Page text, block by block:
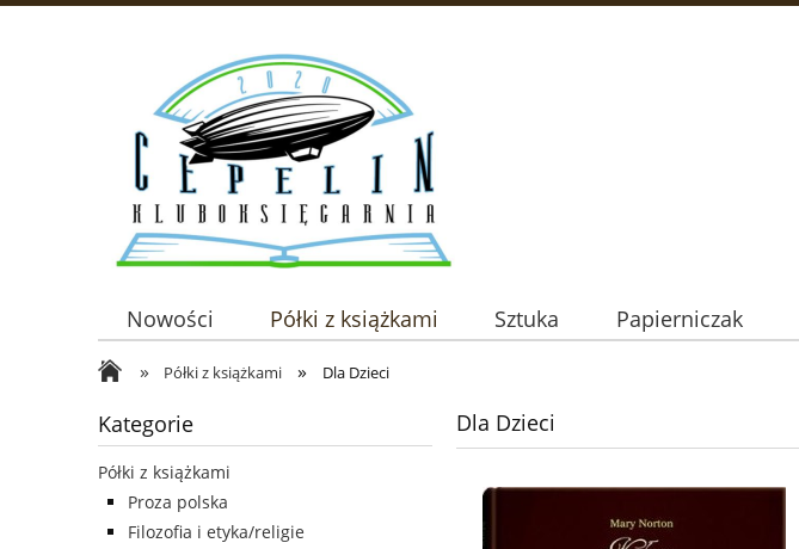
Nowości Półki z książkami Sztuka Papierniczak
» Półki z książkami » Dla Dzieci
Kategorie
Półki z książkami
Proza polska
Filozofia i etyka/religie
Dla Dzieci